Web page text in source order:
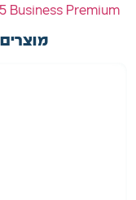
Business Premium